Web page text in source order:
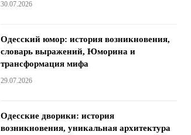
30.07.2026
Одесский юмор: история возникновения,
словарь выражений, Юморина и
трансформация мифа
29.07.2026
Одесские дворики: история
возникновения, уникальная архитектура